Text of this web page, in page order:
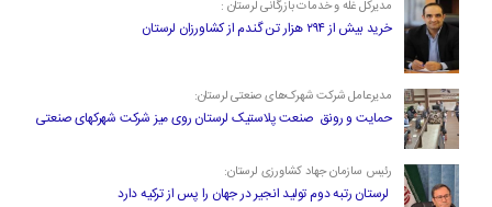
مدیرکل غله و خدمات بازرگانی لرستان :
خرید بیش از ۲۹۴ هزار تن گندم از کشاورزان لرستان
مدیرعامل شرکت شهرک‌های صنعتی لرستان:
حمایت و رونق صنعت پلاستیک لرستان روی میز شرکت شهرکهای صنعتی
رئیس سازمان جهاد کشاورزی لرستان:
لرستان رتبه دوم تولید انجیر در جهان را پس از ترکیه دارد